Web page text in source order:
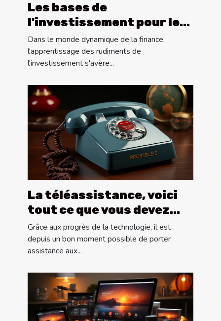
Les bases de
l'investissement pour les
débutants
Dans le monde dynamique de la finance,
l'apprentissage des rudiments de
l'investissement s'avère...
La téléassistance, voici
tout ce que vous devez
savoir !
Grâce aux progrès de la technologie, il est
depuis un bon moment possible de porter
assistance aux...